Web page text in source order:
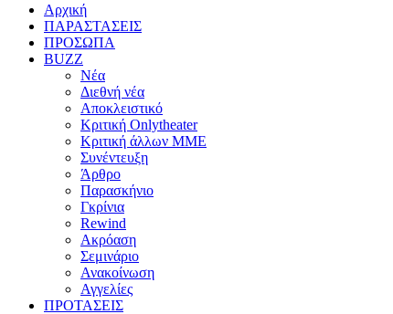
Αρχική
ΠΑΡΑΣΤΑΣΕΙΣ
ΠΡΟΣΩΠΑ
BUZZ
Νέα
Διεθνή νέα
Αποκλειστικό
Κριτική Onlytheater
Κριτική άλλων ΜΜΕ
Συνέντευξη
Άρθρο
Παρασκήνιο
Γκρίνια
Rewind
Ακρόαση
Σεμινάριο
Ανακοίνωση
Αγγελίες
ΠΡΟΤΑΣΕΙΣ